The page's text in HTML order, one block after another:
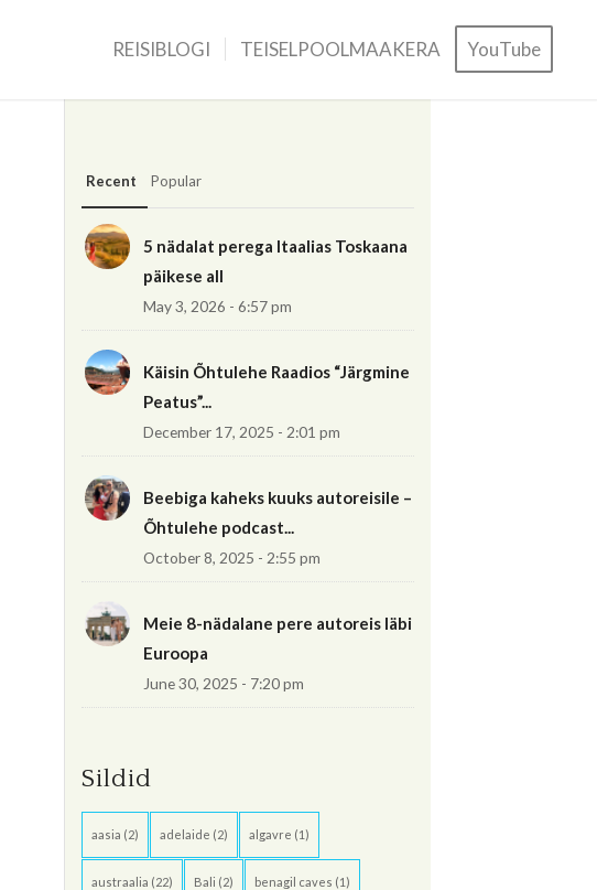
REISIBLOGI TEISELPOOLMAAKERA YouTube
Recent Popular
5 nädalat perega Itaalias Toskaana
päikese all
May 3, 2026 - 6:57 pm
Käisin Õhtulehe Raadios “Järgmine
Peatus”...
December 17, 2025 - 2:01 pm
Beebiga kaheks kuuks autoreisile –
Õhtulehe podcast...
October 8, 2025 - 2:55 pm
Meie 8-nädalane pere autoreis läbi
Euroopa
June 30, 2025 - 7:20 pm
Sildid
aasia (2) adelaide (2) algavre (1)
austraalia (22) Bali (2) benagil caves (1)